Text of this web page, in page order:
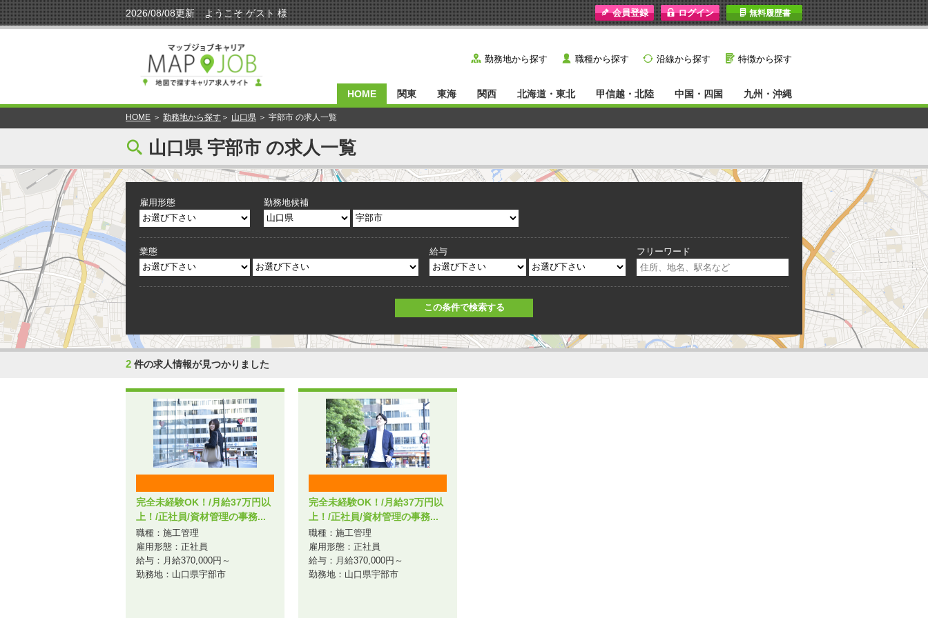
I 無料履歴書
y 勤務地から探す ˙ 職種から探す } 沿線から探す G 特徴から探す
HOME 関東 東海 関西 北海道・東北 甲信越・北陸 中国・四国 九州・沖縄
HOME ＞ 勤務地から探す ＞ 山口県 ＞ 宇部市 の求人一覧
[ 山口県 宇部市 の求人一覧
雇用形態 勤務地候補
業態 給与 フリーワード
2 件の求人情報が見つかりました
完全未経験OK！/月給37万円以
上！/正社員/資材管理の事務...
職種：施工管理
雇用形態：正社員
給与：月給370,000円～
勤務地：山口県宇部市
完全未経験OK！/月給37万円以
上！/正社員/資材管理の事務...
職種：施工管理
雇用形態：正社員
給与：月給370,000円～
勤務地：山口県宇部市